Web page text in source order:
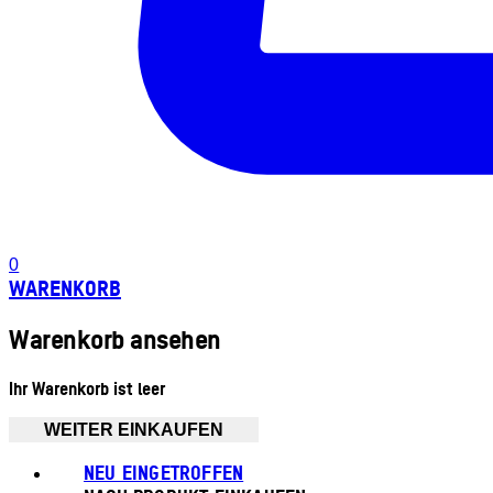
0
WARENKORB
Warenkorb ansehen
Ihr Warenkorb ist leer
WEITER EINKAUFEN
NEU EINGETROFFEN